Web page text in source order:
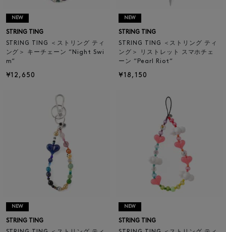
NEW
STRING TING
STRING TING ＜ストリング ティ
ング＞ キーチェーン “Night Swi
m“
¥12,650
NEW
STRING TING
STRING TING ＜ストリング ティ
ング＞ リストレット スマホチェ
ーン “Pearl Riot“
¥18,150
NEW
STRING TING
NEW
STRING TING